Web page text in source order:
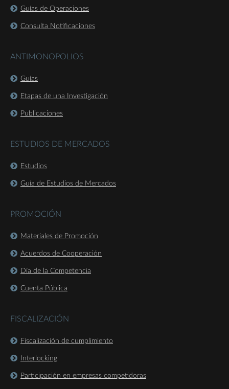
Guías de Operaciones
Consulta Notificaciones
ANTIMONOPOLIOS
Guías
Etapas de una Investigación
Publicaciones
ESTUDIOS DE MERCADOS
Estudios
Guía de Estudios de Mercados
PROMOCIÓN
Materiales de Promoción
Acuerdos de Cooperación
Día de la Competencia
Cuenta Pública
FISCALIZACIÓN
Fiscalización de cumplimiento
Interlocking
Participación en empresas competidoras